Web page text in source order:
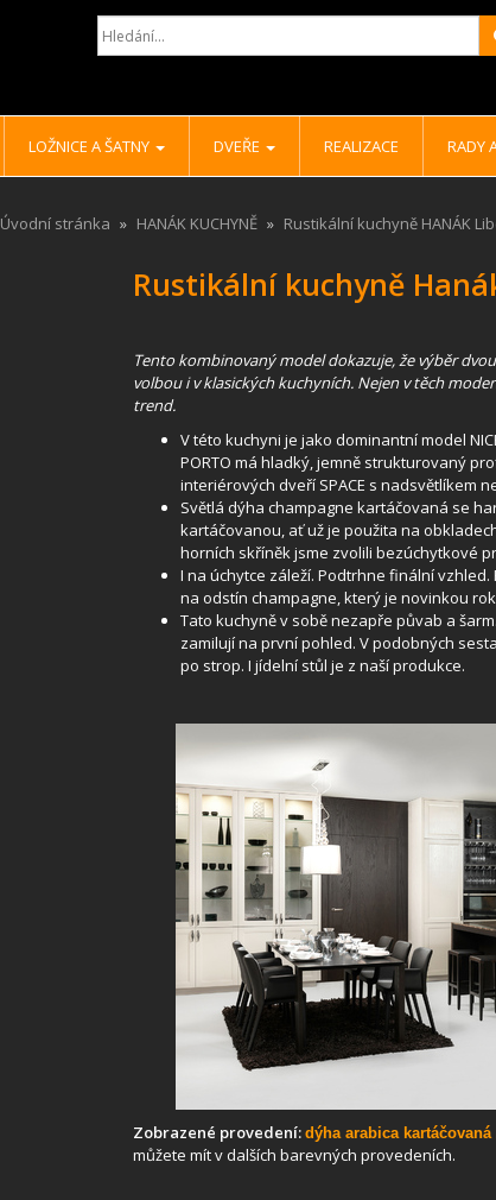
LOŽNICE A ŠATNY DVEŘE REALIZACE RADY
Úvodní stránka HANÁK KUCHYNĚ Rustikální kuchyně HANÁK
Rustikální kuchyně
Tento kombinovaný model dokazuje, že výběr
volbou i v klasických kuchyních. Nejen v těch
trend.
V této kuchyni je jako dominantní model
PORTO má hladký, jemně strukturovaný
interiérových dveří SPACE s nadsvětlíkem
Světlá dýha champagne kartáčovaná se
kartáčovanou, ať už je použita na
horních skříněk jsme zvolili bezúchytkové
I na úchytce záleží. Podtrhne finální
na odstín champagne, který je novinkou
Tato kuchyně v sobě nezapře půvab a
zamilují na první pohled. V podobných
po strop. I jídelní stůl je z naší produkce.
Zobrazené provedení: dýha arabica
můžete mít v dalších barevných provedeních.